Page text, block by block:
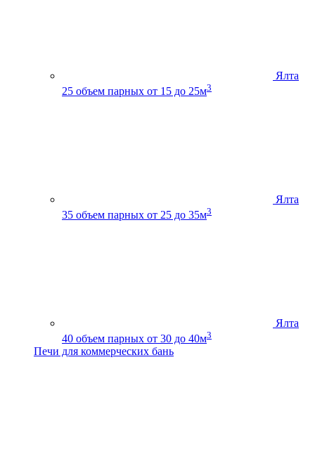
Ялта
25 объем парных от 15 до 25м3
Ялта
35 объем парных от 25 до 35м3
Ялта
40 объем парных от 30 до 40м3
Печи для коммерческих бань